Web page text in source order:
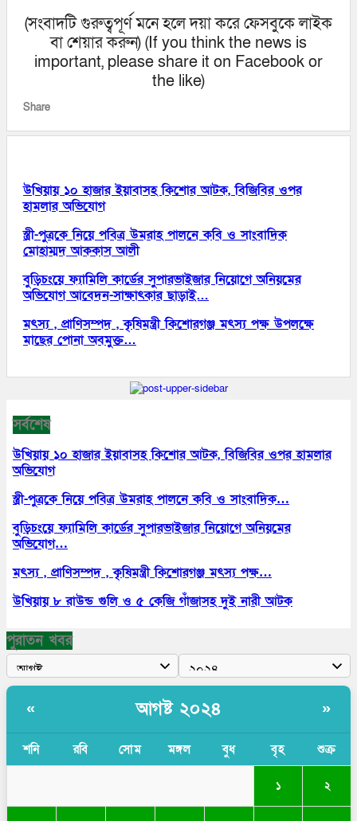
(সংবাদটি গুরুত্বপূর্ণ মনে হলে দয়া করে ফেসবুকে লাইক
বা শেয়ার করুন) (If you think the news is
important, please share it on Facebook or
the like)
Share
উখিয়ায় ১০ হাজার ইয়াবাসহ কিশোর আটক, বিজিবির ওপর
হামলার অভিযোগ
স্ত্রী-পুত্রকে নিয়ে পবিত্র উমরাহ পালনে কবি ও সাংবাদিক
মোহাম্মদ আককাস আলী
বুড়িচংয়ে ফ্যামিলি কার্ডের সুপারভাইজার নিয়োগে অনিয়মের
অভিযোগ আবেদন-সাক্ষাৎকার ছাড়াই…
মৎস্য , প্রাণিসম্পদ , কৃষিমন্ত্রী কিশোরগঞ্জ মৎস্য পক্ষ উপলক্ষে
মাছের পোনা অবমুক্ত…
সর্বশেষ
উখিয়ায় ১০ হাজার ইয়াবাসহ কিশোর আটক, বিজিবির ওপর হামলার
অভিযোগ
স্ত্রী-পুত্রকে নিয়ে পবিত্র উমরাহ পালনে কবি ও সাংবাদিক…
বুড়িচংয়ে ফ্যামিলি কার্ডের সুপারভাইজার নিয়োগে অনিয়মের
অভিযোগ…
মৎস্য , প্রাণিসম্পদ , কৃষিমন্ত্রী কিশোরগঞ্জ মৎস্য পক্ষ…
উখিয়ায় ৮ রাউন্ড গুলি ও ৫ কেজি গাঁজাসহ দুই নারী আটক
পুরাতন খবর
« আগষ্ট ২০২৪ »
শনি রবি সোম মঙ্গল বুধ বৃহ শুক্র
১ ২